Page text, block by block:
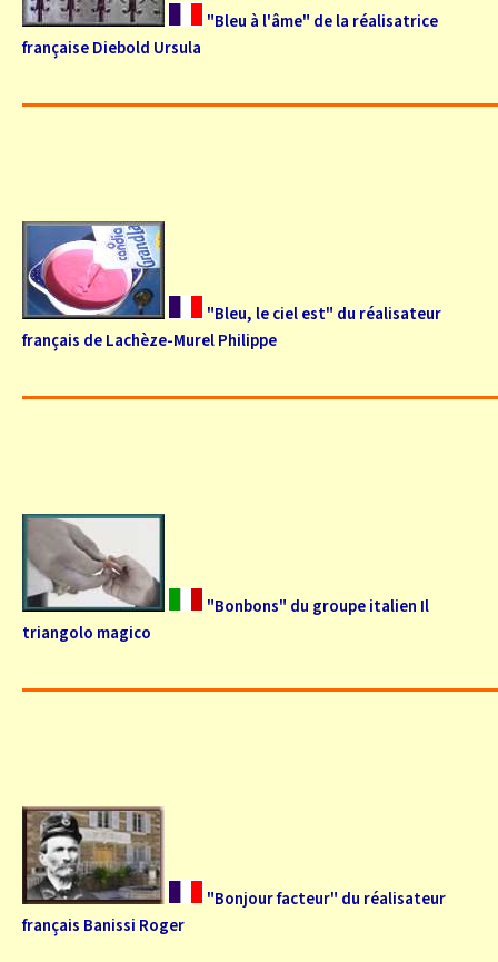
"Bleu à l'âme" de la réalisatrice
française Diebold Ursula
"Bleu, le ciel est" du réalisateur
français de Lachèze-Murel Philippe
"Bonbons" du groupe italien Il
triangolo magico
"Bonjour facteur" du réalisateur
français Banissi Roger